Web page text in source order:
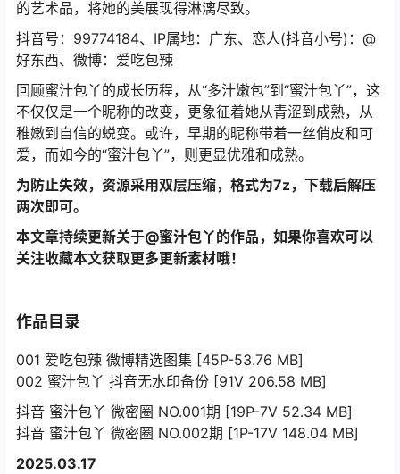
的艺术品，将她的美展现得淋漓尽致。
抖音号：99774184、IP属地：广东、恋人(抖音小号)：@
好东西、微博：爱吃包辣
回顾蜜汁包丫的成长历程，从“多汁嫩包”到“蜜汁包丫”，这
不仅仅是一个昵称的改变，更象征着她从青涩到成熟，从
稚嫩到自信的蜕变。或许，早期的昵称带着一丝俏皮和可
爱，而如今的“蜜汁包丫”，则更显优雅和成熟。
为防止失效，资源采用双层压缩，格式为7z，下载后解压
两次即可。
本文章持续更新关于@蜜汁包丫的作品，如果你喜欢可以
关注收藏本文获取更多更新素材哦！
作品目录
001 爱吃包辣 微博精选图集 [45P-53.76 MB]
002 蜜汁包丫 抖音无水印备份 [91V 206.58 MB]
抖音 蜜汁包丫 微密圈 NO.001期 [19P-7V 52.34 MB]
抖音 蜜汁包丫 微密圈 NO.002期 [1P-17V 148.04 MB]
2025.03.17